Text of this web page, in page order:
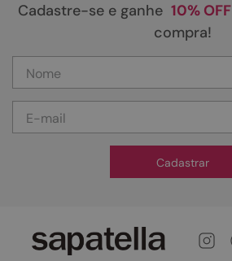
Cadastre-se e ganhe 10% OFF
compra!
Cadastrar